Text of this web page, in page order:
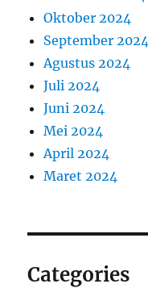
Oktober 2024
September 2024
Agustus 2024
Juli 2024
Juni 2024
Mei 2024
April 2024
Maret 2024
Categories